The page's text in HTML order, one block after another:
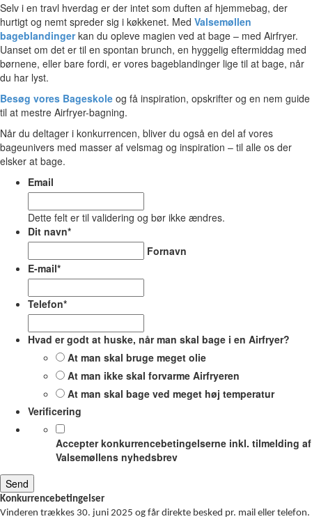
Selv i en travl hverdag er der intet som duften af hjemmebag, der
hurtigt og nemt spreder sig i køkkenet. Med Valsemøllen
bageblandingerkan du opleve magien ved at bage – med Airfryer.
Uanset om det er til en spontan brunch, en hyggelig eftermiddag med
børnene, eller bare fordi, er vores bageblandinger lige til at bage, når
du har lyst.
Besøg vores Bageskole og få inspiration, opskrifter og en nem guide
til at mestre Airfryer-bagning.
Når du deltager i konkurrencen, bliver du også en del af vores
bageunivers med masser af velsmag og inspiration – til alle os der
elsker at bage.
Email
Dette felt er til validering og bør ikke ændres.
Dit navn*
Fornavn
E-mail*
Telefon*
Hvad er godt at huske, når man skal bage i en Airfryer?
At man skal bruge meget olie
At man ikke skal forvarme Airfryeren
At man skal bage ved meget høj temperatur
Verificering
Accepter konkurrencebetingelserne inkl. tilmelding af
Valsemøllens nyhedsbrev
Konkurrencebetingelser
Vinderen trækkes 30. juni 2025 og får direkte besked pr. mail eller telefon.